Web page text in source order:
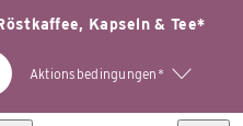
Kapseln & Tee*
Aktionsbedingungen*